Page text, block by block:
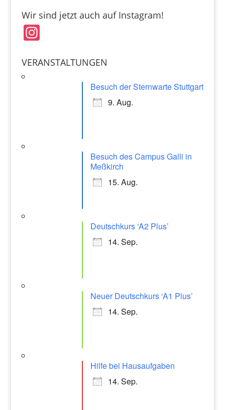
c
e
b
o
ai
l
at
p
Wir sind jetzt auch auf Instagram!
In
a
VERANSTALTUNGEN
Besuch der Sternwarte Stuttgart
9. Aug.
Besuch des Campus Galli in
Meßkirch
15. Aug.
Deutschkurs ‘A2 Plus’
14. Sep.
Neuer Deutschkurs ‘A1 Plus’
14. Sep.
Hilfe bei Hausaufgaben
14. Sep.